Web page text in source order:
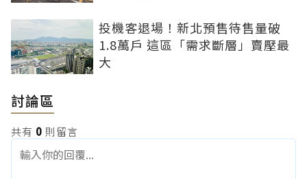
投機客退場！新北預售待售量破
1.8萬戶 這區「需求斷層」賣壓最
大
討論區
共有 0 則留言